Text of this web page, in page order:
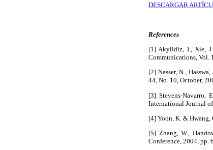
DESCARGAR
References
[1] Akyildiz, I., Xie,
Communications,
[2] Nasser, N.,
44, No. 10, October,
[3] Stevens-Navarro,
International Journal
[4] Yoon, K. &
[5] Zhang, W.,
Conference, 2004,